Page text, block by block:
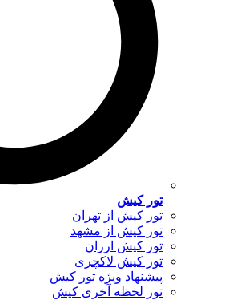
تور کیش
تور کیش از تهران
تور کیش از مشهد
تور کیش ارزان
تور کیش لاکچری
پیشنهاد ویژه تور کیش
تور لحظه آخری کیش